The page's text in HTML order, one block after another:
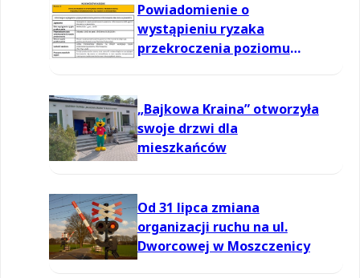
Powiadomienie o
wystąpieniu ryzaka
przekroczenia poziomu
„Bajkowa Kraina” otworzyła
swoje drzwi dla
mieszkańców
Od 31 lipca zmiana
organizacji ruchu na ul.
Dworcowej w Moszczenicy